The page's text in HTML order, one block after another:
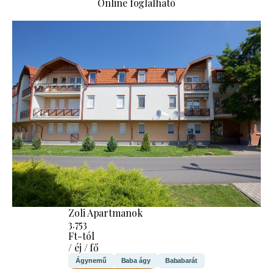
Online foglalható
Zoli Apartmanok
3.753
Ft-tól
/ éj / fő
Ágynemű Baba ágy Bababarát